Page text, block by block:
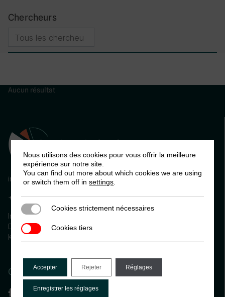
Chercheurs
Aucun résultat
info@ictd.ac
+44 (0) 1273 606261
International Centre for Tax and Development, Institute of
Development Studies (IDS) Brighton, BN1 9RE, United
Kingdom
Connectez-vous avec nous
Facebook
Nous utilisons des cookies pour vous offrir la meilleure
expérience sur notre site.
You can find out more about which cookies we are using
or switch them off insettings
Cookies strictement nécessaires
Cookies strictement nécessaires
Cookies tiersCookies tiers
Accepter Rejeter Réglages
Enregistrer les réglages